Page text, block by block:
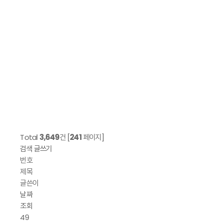
Total 3,649건 [241페이지]
검색 글쓰기
번호
제목
글쓴이
날짜
조회
49